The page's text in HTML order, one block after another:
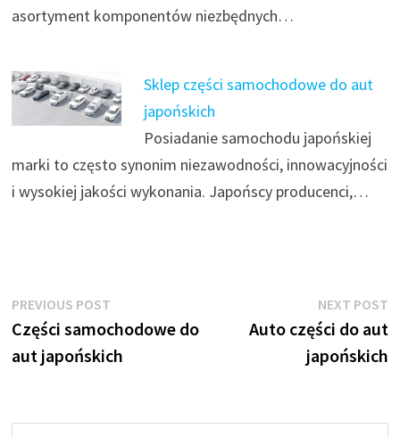
asortyment komponentów niezbędnych…
Sklep części samochodowe do aut
japońskich
Posiadanie samochodu japońskiej
marki to często synonim niezawodności, innowacyjności
i wysokiej jakości wykonania. Japońscy producenci,…
Nawigacja
wpisu
PREVIOUS POSTPrevious
post:
Części samochodowe do
aut japońskich
NEXT POST
Auto części do aut
japońskich